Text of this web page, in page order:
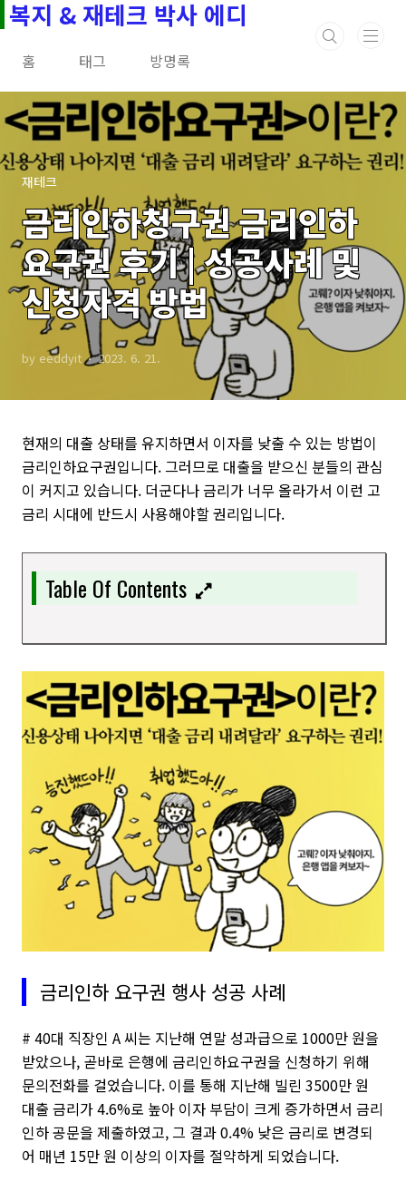
본문 바로가기
복지 & 재테크 박사 에디
홈 태그 방명록
재테크
금리인하청구권 금리인하
요구권 후기 | 성공사례 및
신청자격 방법
by eeddyit 2023. 6. 21.
현재의 대출 상태를 유지하면서 이자를 낮출 수 있는 방법이
금리인하요구권입니다. 그러므로 대출을 받으신 분들의 관심
이 커지고 있습니다. 더군다나 금리가 너무 올라가서 이런 고
금리 시대에 반드시 사용해야할 권리입니다.
Table Of Contents
금리인하 요구권 행사 성공 사례
# 40대 직장인 A 씨는 지난해 연말 성과급으로 1000만 원을
받았으나, 곧바로 은행에 금리인하요구권을 신청하기 위해
문의전화를 걸었습니다. 이를 통해 지난해 빌린 3500만 원
대출 금리가 4.6%로 높아 이자 부담이 크게 증가하면서 금리
인하 공문을 제출하였고, 그 결과 0.4% 낮은 금리로 변경되
어 매년 15만 원 이상의 이자를 절약하게 되었습니다.